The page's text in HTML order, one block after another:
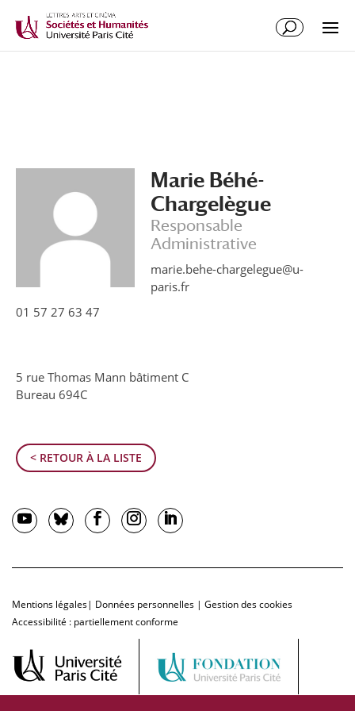
< RETOUR À LA LISTE
Marie Béhé-
Chargelègue
Responsable
Administrative
marie.behe-chargelegue@u-
paris.fr
01 57 27 63 47
5 rue Thomas Mann bâtiment C
Bureau 694C
Mentions légales| Données personnelles | Gestion des cookies
Accessibilité : partiellement conforme